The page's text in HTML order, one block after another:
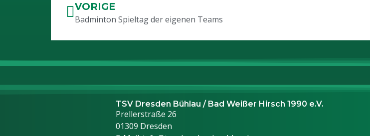
VORIGE
Badminton Spieltag der eigenen Teams
TSV Dresden Bühlau / Bad Weißer Hirsch 1990 e.V.
Prellerstraße 26
01309 Dresden